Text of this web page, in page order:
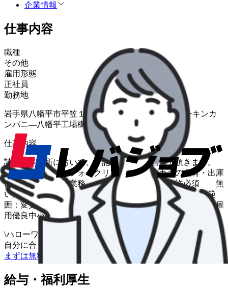
企業情報
仕事内容
職種
その他
雇用形態
正社員
勤務地
岩手県八幡平市平笠１９−５０−２ （株）十文字チキンカ
ンパニ―八幡平工場構内
仕事内容
請負先事業所において、下記の業務を担当して頂きます。
（１）ホームで、フォークリフトを使用しカゴの入荷・出庫
に係る 専属業務 ※フォークリフト免許必須 無
い方でも取得制度あり、全額会社負担です。 【変更範
囲：変更なし】 【働き方改革等認定企業】 ※障害者雇
用優良中小事業主認定制度もにす
\ハローワークの求人も一括管理
自分に合う求人を探してもらう /
まずは無料で会員登録
給与・福利厚生